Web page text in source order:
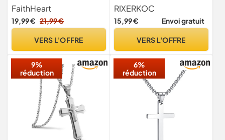
Pendentif Croix Homme
avec Chaine Noir en Acier
de 55+5cm, Bijou Religieux
FaithHeart
19,99 € 21,99 €
VERS L'OFFRE
Collier pendentif Croix
Couronne rotative plaqué
or 18K Bijoux Croix de Foi
pour la Fête des Mères
RIXERKOC
15,99 € Envoi gratuit
VERS L'OFFRE
9%
réduction
6%
réduction